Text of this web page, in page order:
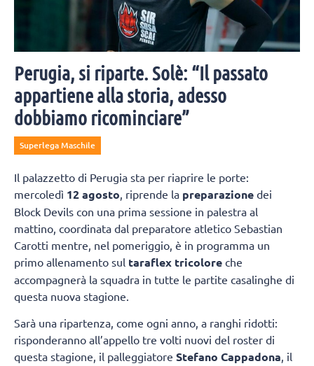
Perugia, si riparte. Solè: “Il passato
appartiene alla storia, adesso
dobbiamo ricominciare”
Superlega Maschile
Il palazzetto di Perugia sta per riaprire le porte:
mercoledì 12 agosto , riprende la preparazione dei
Block Devils con una prima sessione in palestra al
mattino, coordinata dal preparatore atletico Sebastian
Carotti mentre, nel pomeriggio, è in programma un
primo allenamento sul taraflex tricolore che
accompagnerà la squadra in tutte le partite casalinghe di
questa nuova stagione.
Sarà una ripartenza, come ogni anno, a ranghi ridotti:
risponderanno all’appello tre volti nuovi del roster di
questa stagione, il palleggiatore Stefano Cappadona, il